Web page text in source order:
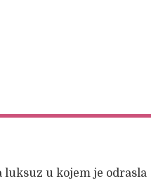
luksuz u kojem je odrasla